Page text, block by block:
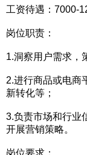
工资待遇：7000-
岗位职责：
1.洞察用户需求，
2.进行商品或电商
新转化等；
3.负责市场和行业
开展营销策略。
岗位要求：